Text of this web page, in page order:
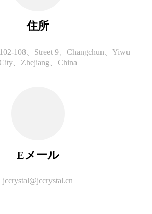
住所
108、Street 9、Changchun、Yiwu
、Zhejiang、China
Eメール
jccrystal@jccrystal.cn